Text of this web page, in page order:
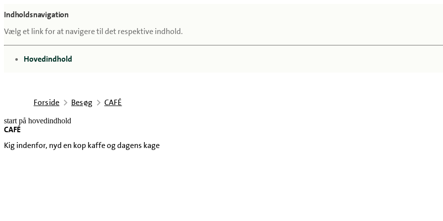
Indholdsnavigation
Vælg et link for at navigere til det respektive indhold.
gå til
Hovedindhold
Forside Besøg CAFÉ
start på hovedindhold
CAFÉ
Kig indenfor, nyd en kop kaffe og dagens kage
senest opdateret 24. april 2026